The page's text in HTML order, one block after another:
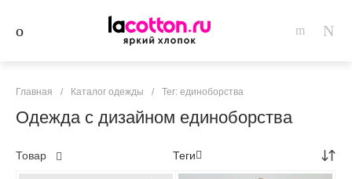
Главная / Каталог одежды / Тег: единоборства
Одежда с дизайном единоборства
Товар Теги